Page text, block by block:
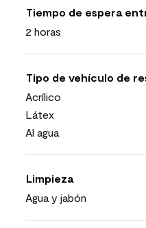
Tiempo de espera
2 horas
Tipo de vehículo de
Acrílico
Látex
Al agua
Limpieza
Agua y jabón